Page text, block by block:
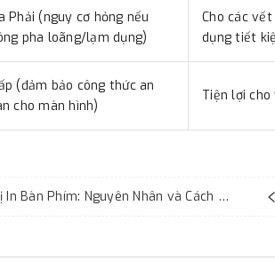
Phải (nguy cơ hỏng nếu
pha loãng/lạm dụng)
Cho các
dụng tiết
(đảm bảo công thức an
cho màn hình)
Tiện lợi
Màn Hình MacBook Bị In Bàn Phím: Nguyên Nhân và Cách Khắc Phục